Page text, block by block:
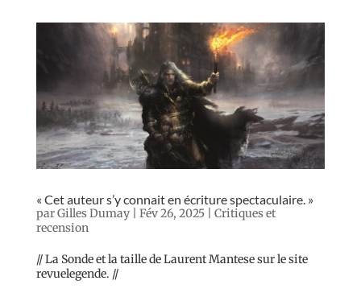
« Cet auteur s’y connait en écriture spectaculaire. »
parGilles Dumay| Fév 26, 2025| Critiques et
recension
// La Sonde et la taille de Laurent Mantese sur le site
revuelegende. //